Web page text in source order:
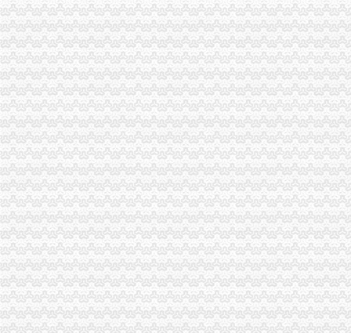
诛仙手游新文曲初试复试终试答题题库新版文曲答题器分享_搞趣网
潍坊瑞福油脂股份有限公司
高档宠物碗批发厂家价格_高档宠物碗生产厂家-007商务站
双龙湖注册外贸公司
[05-09]关于如何注册外贸公司_鹭岛生活_厦门小鱼社区_厦门小鱼网
重庆桐君阁股份有限公司对外投资暨关联交易公告_网易新闻
重庆太实业（集团）股份有限公司对外投资暨关联交易公告-财经频
北京外贸公司注册用度与注册流程-湘阴新闻网
上海外贸公司注册费用与注册流程-法律快车公司法
双凤桥注册外贸公司
教师信息登记表第一文库网
余姚市慈善总会
《2014三亚旅游攻略》_文档资料共享网
Vichy旅行日记
荣昌外贸专员/助理招聘网_重庆市荣昌县外贸专员/助理人才网_荣昌找
两路注册外贸公司
做外贸注册英国公司和香港公司的区别【今日推荐网】
抚顺植筋胶供应商_抚顺植筋胶厂家_北京博瑞双杰新技术有限公司-
南通港五金进口报关代理公司_物流栏目_机电之家网
【南京信达财务（图）,秦淮注册公司,公司注册】价格_厂家_图片-